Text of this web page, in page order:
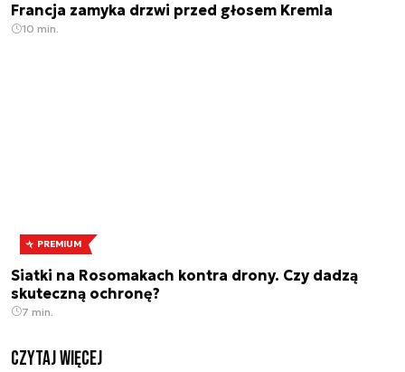
Francja zamyka drzwi przed głosem Kremla
10 min.
PREMIUM
Siatki na Rosomakach kontra drony. Czy dadzą
skuteczną ochronę?
7 min.
czytaj więcej